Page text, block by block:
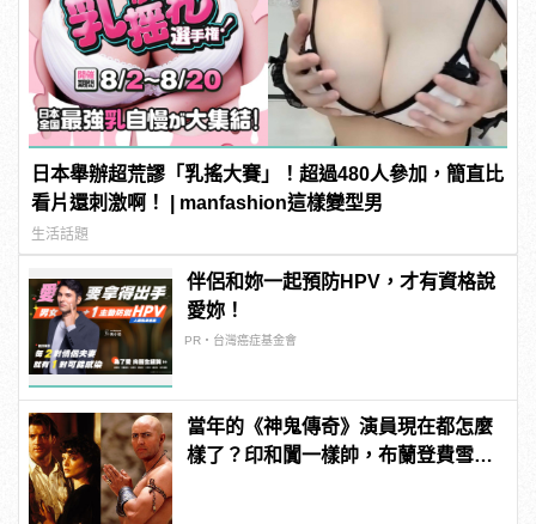
日本舉辦超荒謬「乳搖大賽」！超過480人參加，簡直比
看片還刺激啊！ | manfashion這樣變型男
生活話題
伴侶和妳一起預防HPV，才有資格說
愛妳！
PR・台灣癌症基金會
當年的《神鬼傳奇》演員現在都怎麼
樣了？印和闐一樣帥，布蘭登費雪大